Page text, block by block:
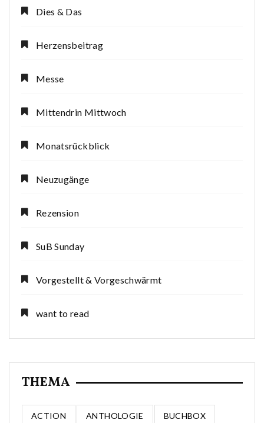
Dies & Das
Herzensbeitrag
Messe
Mittendrin Mittwoch
Monatsrückblick
Neuzugänge
Rezension
SuB Sunday
Vorgestellt & Vorgeschwärmt
want to read
THEMA
ACTION ANTHOLOGIE BUCHBOX